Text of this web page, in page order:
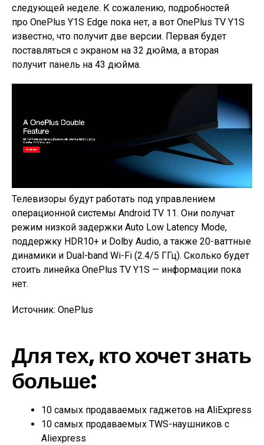
следующей неделе. К сожалению, подробностей
про OnePlus Y1S Edge пока нет, а вот OnePlus TV Y1S
известно, что получит две версии. Первая будет
поставляться с экраном на 32 дюйма, а вторая
получит панель на 43 дюйма.
Телевизоры будут работать под управлением
операционной системы Android TV 11. Они получат
режим низкой задержки Auto Low Latency Mode,
поддержку HDR10+ и Dolby Audio, а также 20-ваттные
динамики и Dual-band Wi-Fi (2.4/5 ГГц). Сколько будет
стоить линейка OnePlus TV Y1S — информации пока
нет.
Источник: OnePlus
Для тех, кто хочет знать
больше:
10 самых продаваемых гаджетов на AliExpress
10 самых продаваемых TWS-наушников с
Aliexpress